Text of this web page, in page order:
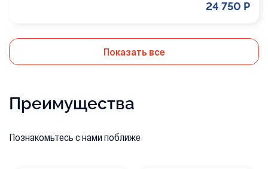
24 750 Р
Показать все
Преимущества
Познакомьтесь с нами поближе